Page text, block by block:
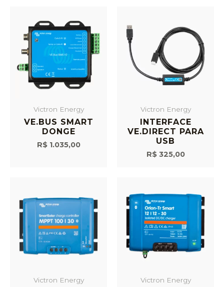
Victron Energy
VE.BUS SMART
DONGE
R$1.035,00
Victron Energy
INTERFACE
VE.DIRECT PARA
USB
R$325,00
Victron Energy Victron Energy